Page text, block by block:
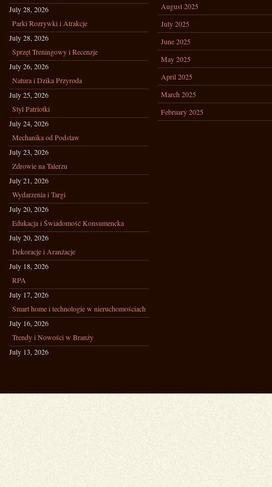
July 28, 2026
Parki Rozrywki i Atrakcje
July 28, 2026
Sprzęt Treningowy i Recenzje
July 26, 2026
Natura i Dzika Przyroda
July 25, 2026
Styl Patriotki
July 24, 2026
Mechanika od Podstaw
July 23, 2026
Zdrowie na Talerzu
July 21, 2026
Wydarzenia i Targi
July 20, 2026
Edukacja i Świadomość Konsumencka
July 20, 2026
Dekoracje i Aranżacje
July 18, 2026
RPA
July 17, 2026
Smart home i technologie w nieruchomościach
July 16, 2026
Trendy i Nowości w Branży
July 13, 2026
August 2025
July 2025
June 2025
May 2025
April 2025
March 2025
February 2025